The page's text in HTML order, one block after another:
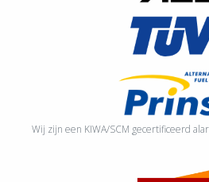
Wij zijn een KIWA/SCM gecertificeerd